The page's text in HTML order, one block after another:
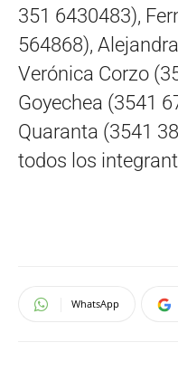
351 6430483),
564868),
Verónica Corzo
Goyechea (3541
Quaranta (3541
todos los
WhatsApp